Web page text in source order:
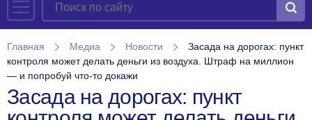
Главная Медиа Новости
Засада на дорогах: пункт
контроля может делать деньги из воздуха. Штраф на миллион
— и попробуй что-то докажи
Засада на дорогах: пункт